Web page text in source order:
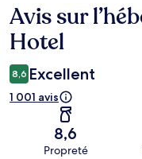
Avis
Avis sur
Hotel
8,6 Excellent
1 001 avis
8,6
Propreté